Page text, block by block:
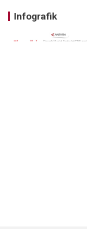
Infografik